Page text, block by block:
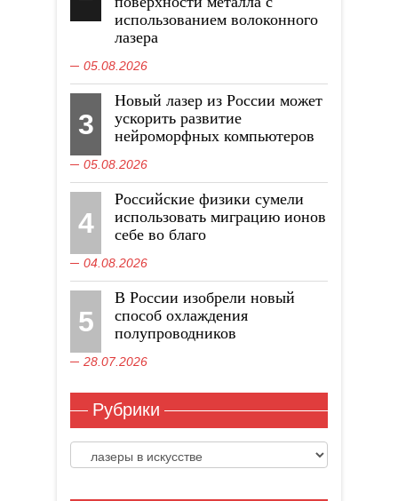
использованием волоконного
лазера
05.08.2026
3
Новый лазер из России может
ускорить развитие
нейроморфных компьютеров
05.08.2026
4
Российские физики сумели
использовать миграцию ионов
себе во благо
04.08.2026
5
В России изобрели новый
способ охлаждения
полупроводников
28.07.2026
Рубрики